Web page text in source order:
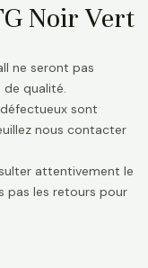
Noir Vert
ne seront pas
de qualité.
sont
nous contacter
attentivement le
pas les retours pour